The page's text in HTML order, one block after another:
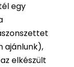
egy
ajánlunk),
elkészült